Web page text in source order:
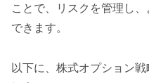
ことで、リスクを管理し
できます。
以下に、株式オプション